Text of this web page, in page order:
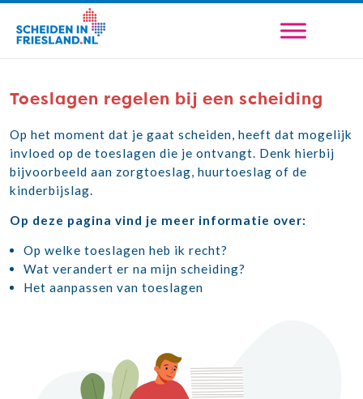
Toeslagen regelen bij een scheiding
Op het moment dat je gaat scheiden, heeft dat mogelijk
invloed op de toeslagen die je ontvangt. Denk hierbij
bijvoorbeeld aan zorgtoeslag, huurtoeslag of de
kinderbijslag.
Op deze pagina vind je meer informatie over:
Op welke toeslagen heb ik recht?
Wat verandert er na mijn scheiding?
Het aanpassen van toeslagen